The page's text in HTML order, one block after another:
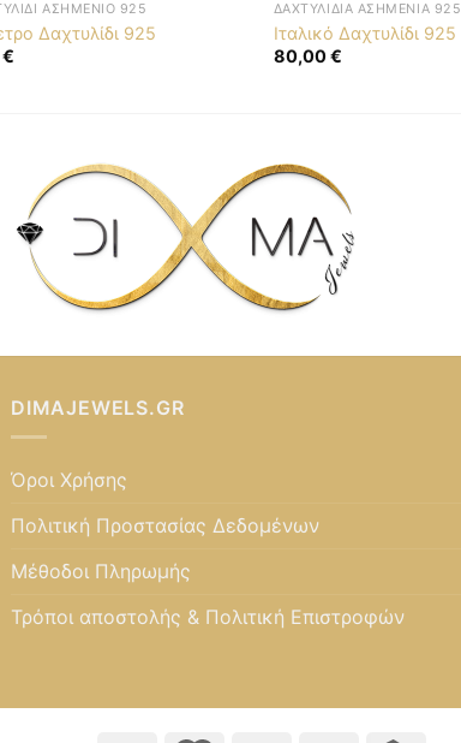
ΑΣΗΜΈΝΙΟ 925
Δαχτυλίδι 925
€Η
ΔΑΧΤΥΛΊΔΙΑ ΑΣΗΜΈΝΙΑ 925
Ιταλικό Δαχτυλίδι 925
80,00€
DIMAJEWELS.GR
Όροι Χρήσης
Πολιτική Προστασίας Δεδομένων
Μέθοδοι Πληρωμής
Τρόποι αποστολής & Πολιτική Επιστροφών